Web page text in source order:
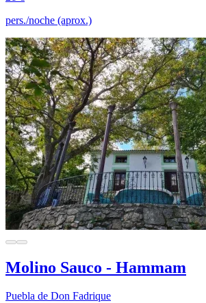
pers./noche (aprox.)
Molino Sauco - Hammam
Puebla de Don Fadrique